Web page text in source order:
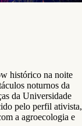
histórico na noite
noturnos da
da Universidade
pelo perfil ativista,
a agroecologia e